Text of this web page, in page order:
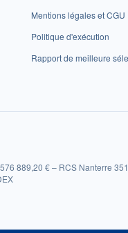
Mentions légales et CGU
Politique d'exécution
Rapport de meilleure
889,20 € – RCS Nanterre